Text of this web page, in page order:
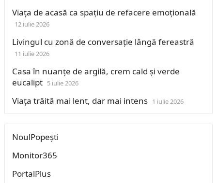
Viața de acasă ca spațiu de refacere emoțională
12 iulie 2026
Livingul cu zonă de conversație lângă fereastră
11 iulie 2026
Casa în nuanțe de argilă, crem cald și verde
eucalipt 5 iulie 2026
Viața trăită mai lent, dar mai intens 1 iulie 2026
NoulPopești
Monitor365
PortalPlus